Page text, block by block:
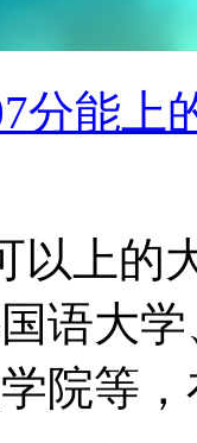
分能上
以上的
语大
院等